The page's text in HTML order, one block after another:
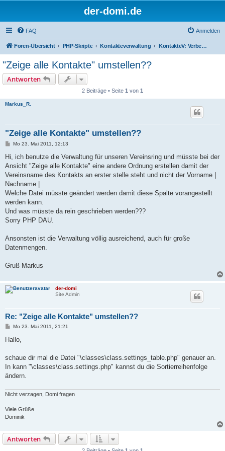
der-domi.de
FAQ Anmelden
Foren-Übersicht PHP-Skripte Kontakteverwaltung KontakteV: Verbesserungen & Entwickler
"Zeige alle Kontakte" umstellen??
Antworten
2 Beiträge • Seite 1 von 1
Markus_R.
"Zeige alle Kontakte" umstellen??
B
t
r
a
Mo 23. Mai 2011, 12:13
Hi, ich benutze die Verwaltung für unseren Vereinsring und müsste bei der
Ansicht "Zeige alle Kontakte" eine andere Ordnung erstellen damit der
Vereinsname des Kontakts an erster stelle steht und nicht der Vorname |
Nachname |
Welche Datei müsste geändert werden damit diese Spalte vorangestellt
werden kann.
Und was müsste da rein geschrieben werden???
Sorry PHP DAU.
Ansonsten ist die Verwaltung völlig ausreichend, auch für große
Datenmengen.
Gruß Markus
der-domi
Site Admin
Re: "Zeige alle Kontakte" umstellen??
B
i
a
Mo 23. Mai 2011, 21:21
Hallo,
schaue dir mal die Datei "\classes\class.settings_table.php" genauer an.
In kann "\classes\class.settings.php" kannst du die Sortierreihenfolge
ändern.
Nicht verzagen, Domi fragen
Viele Grüße
Dominik
Antworten